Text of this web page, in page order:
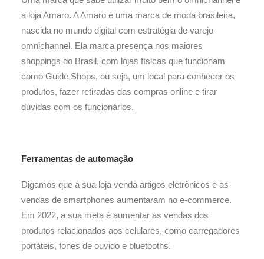
a loja Amaro. A Amaro é uma marca de moda brasileira,
nascida no mundo digital com estratégia de varejo
omnichannel. Ela marca presença nos maiores
shoppings do Brasil, com lojas físicas que funcionam
como Guide Shops, ou seja, um local para conhecer os
produtos, fazer retiradas das compras online e tirar
dúvidas com os funcionários.
Ferramentas de automação
Digamos que a sua loja venda artigos eletrônicos e as
vendas de smartphones aumentaram no e-commerce.
Em 2022, a sua meta é aumentar as vendas dos
produtos relacionados aos celulares, como carregadores
portáteis, fones de ouvido e bluetooths.